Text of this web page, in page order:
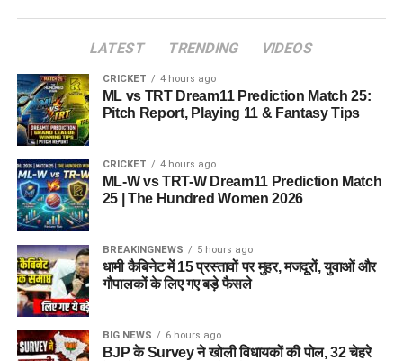
LATEST TRENDING VIDEOS
CRICKET 4 hours ago
ML vs TRT Dream11 Prediction Match 25:
Pitch Report, Playing 11 & Fantasy Tips
CRICKET 4 hours ago
ML-W vs TRT-W Dream11 Prediction Match
25 | The Hundred Women 2026
BREAKINGNEWS 5 hours ago
धामी कैबिनेट में 15 प्रस्तावों पर मुहर, मजदूरों, युवाओं और
गौपालकों के लिए गए बड़े फैसले
BIG NEWS 6 hours ago
BJP के Survey ने खोली विधायकों की पोल, 32 चेहरे